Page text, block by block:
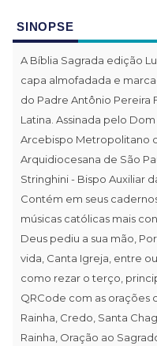
SINOPSE
A Bíblia Sagrada edição
capa almofadada e
do Padre Antônio Pereira
Latina. Assinada pelo
Arcebispo Metropolitano
Arquidiocesana de São
Stringhini - Bispo Auxiliar
Contém em seus
músicas católicas mais
Deus pediu a sua mão,
vida, Canta Igreja, entre
como rezar o terço,
QRCode com as orações
Rainha, Credo, Santa
Rainha, Oração ao